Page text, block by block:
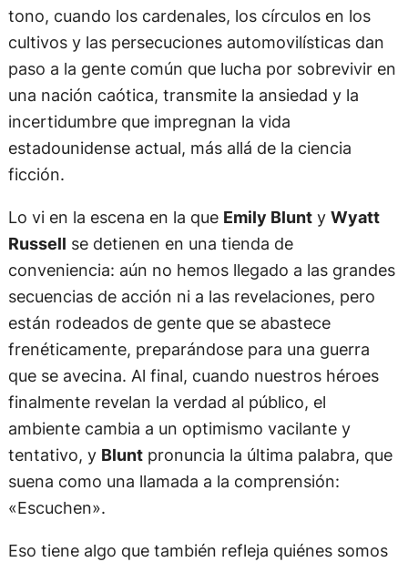
tono, cuando los cardenales, los círculos en los
cultivos y las persecuciones automovilísticas dan
paso a la gente común que lucha por sobrevivir en
una nación caótica, transmite la ansiedad y la
incertidumbre que impregnan la vida
estadounidense actual, más allá de la ciencia
ficción.
Lo vi en la escena en la que Emily Blunty Wyatt
Russell se detienen en una tienda de
conveniencia: aún no hemos llegado a las grandes
secuencias de acción ni a las revelaciones, pero
están rodeados de gente que se abastece
frenéticamente, preparándose para una guerra
que se avecina. Al final, cuando nuestros héroes
finalmente revelan la verdad al público, el
ambiente cambia a un optimismo vacilante y
tentativo, y Bluntpronuncia la última palabra, que
suena como una llamada a la comprensión:
«Escuchen».
Eso tiene algo que también refleja quiénes somos